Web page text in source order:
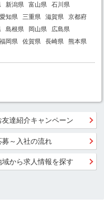
新潟県 富山県
石川県
愛知県 三重県 滋賀県
京都府
島根県 岡山県
広島県
福岡県 佐賀県 長崎県
熊本県
友達紹介キャンペーン
募～入社の流れ
域から求人情報を探す